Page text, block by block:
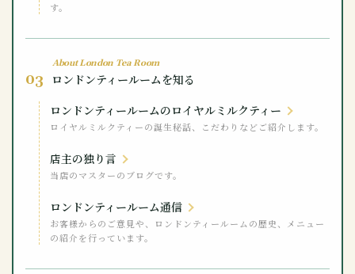
す。
About London Tea Room
03
ロンドンティールームを知る
ロンドンティールームのロイヤルミルクティー
ロイヤルミルクティーの誕生秘話、こだわりなどご紹介します。
店主の独り言
当店のマスターのブログです。
ロンドンティールーム通信
お客様からのご意見や、ロンドンティールームの歴史、メニュー
の紹介を行っています。